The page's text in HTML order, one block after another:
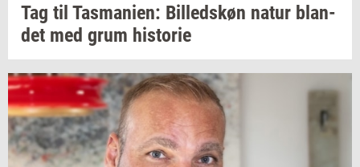
Tag til Tas­ma­ni­en: Bil­leds­køn natur blan­
det med grum hi­sto­rie